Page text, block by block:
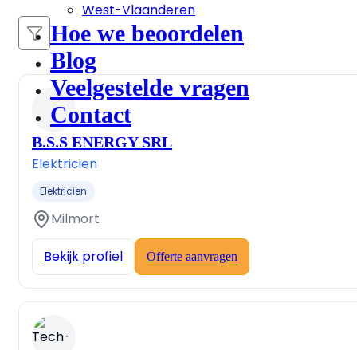
West-Vlaanderen
Hoe we beoordelen
Blog
Veelgestelde vragen
Contact
B.S.S ENERGY SRL
Elektricien
Elektricien
Milmort
Bekijk profiel Offerte aanvragen